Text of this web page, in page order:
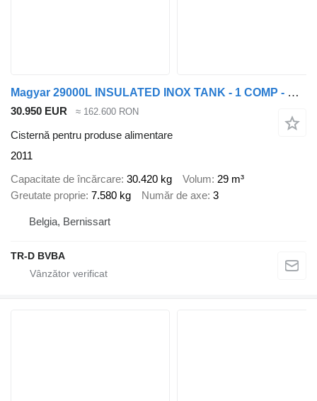
Magyar 29000L INSULATED INOX TANK - 1 COMP - PUMP
30.950 EUR ≈ 162.600 RON
Cisternă pentru produse alimentare
2011
Capacitate de încărcare 30.420 kg Volum 29 m³
Greutate proprie 7.580 kg Număr de axe 3
Belgia, Bernissart
TR-D BVBA